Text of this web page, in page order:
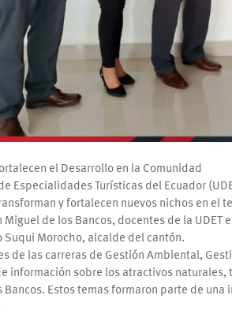
el Desarrollo en la Comunidad
Especialidades Turísticas del Ecuador
y fortalecen nuevos nichos en el
Miguel de los Bancos, docentes de la
Suqui Morocho, alcalde del cantón.
de las carreras de Gestión Ambiental,
información sobre los atractivos
Bancos. Estos temas formaron parte de